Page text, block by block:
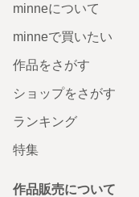
minneについて
minneで買いたい
作品をさがす
ショップをさがす
ランキング
特集
作品販売について